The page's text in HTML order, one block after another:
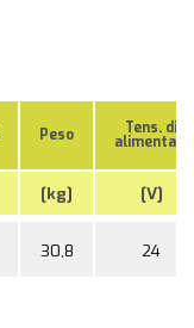
Peso Tens. di
alimentaz.
[kg] [V]
30,8 24